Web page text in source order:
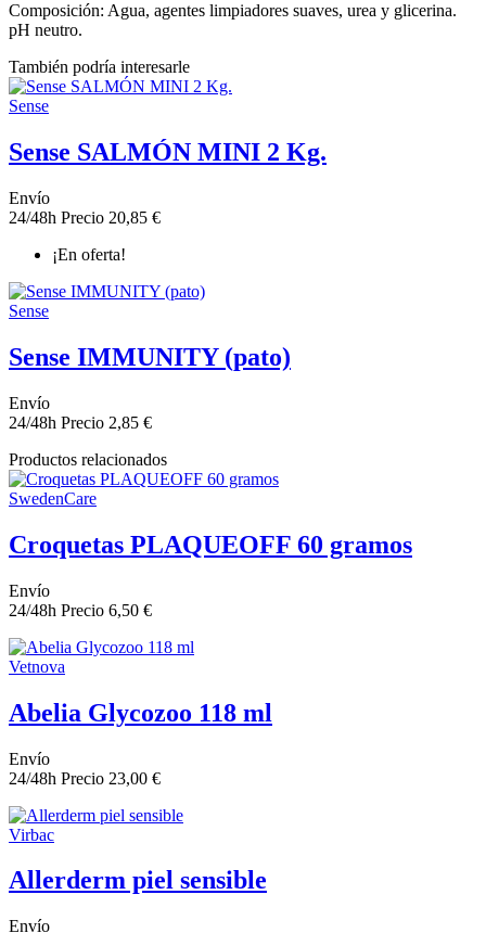
Composición: Agua, agentes limpiadores suaves, urea y glicerina.
pH neutro.
También podría interesarle
Sense
Sense SALMÓN MINI 2 Kg.
Envío
24/48h Precio 20,85 €
¡En oferta!
Sense
Sense IMMUNITY (pato)
Envío
24/48h Precio 2,85 €
Productos relacionados
SwedenCare
Croquetas PLAQUEOFF 60 gramos
Envío
24/48h Precio 6,50 €
Vetnova
Abelia Glycozoo 118 ml
Envío
24/48h Precio 23,00 €
Virbac
Allerderm piel sensible
Envío